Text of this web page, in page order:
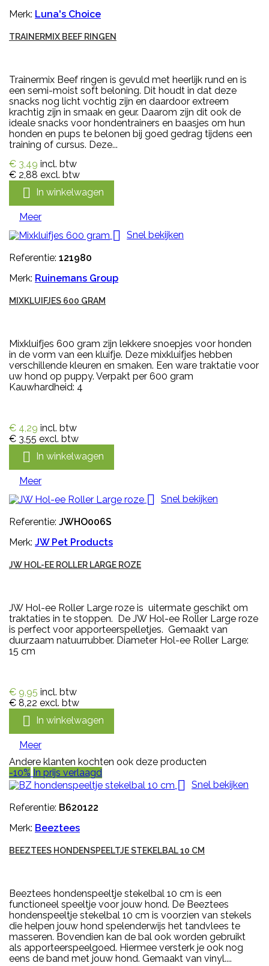
Merk: Luna's Choice
TRAINERMIX BEEF RINGEN
Trainermix Beef ringen is gevuld met heerlijk rund en is
een semi-moist soft beloning. Dit houdt in dat deze
snacks nog licht vochtig zijn en daardoor extreem
krachtig zijn in smaak en geur. Daarom zijn dit ook de
ideale snacks voor hondentrainers en baasjes om hun
honden en pups te belonen bij goed gedrag tijdens een
training of cursus. Deze...
€ 3,49 incl. btw
€ 2,88 excl. btw
 In winkelwagen
Meer
 Snel bekijken
Referentie: 121980
Merk: Ruinemans Group
MIXKLUIFJES 600 GRAM
Mixkluifjes 600 gram zijn lekkere snoepjes voor honden
in de vorm van een kluifje. Deze mixkluifjes hebben
verschillende kleuren en smaken. Een ware traktatie voor
uw hond op puppy. Verpakt per 600 gram
Kauwhardheid: 4
€ 4,29 incl. btw
€ 3,55 excl. btw
 In winkelwagen
Meer
 Snel bekijken
Referentie: JWHO006S
Merk: JW Pet Products
JW HOL-EE ROLLER LARGE ROZE
JW Hol-ee Roller Large roze is uitermate geschikt om
traktaties in te stoppen. De JW Hol-ee Roller Large roze
is perfect voor apporteerspelletjes. Gemaakt van
duurzaam natuurrubber. Diameter Hol-ee Roller Large:
15 cm
€ 9,95 incl. btw
€ 8,22 excl. btw
 In winkelwagen
Meer
Andere klanten kochten ook deze producten
-10% In prijs verlaagd
 Snel bekijken
Referentie: B620122
Merk: Beeztees
BEEZTEES HONDENSPEELTJE STEKELBAL 10 CM
Beeztees hondenspeeltje stekelbal 10 cm is een
functioneel speeltje voor jouw hond. De Beeztees
hondenspeeltje stekelbal 10 cm is voorzien van stekels
die helpen jouw hond spelenderwijs het tandvlees te
masseren. Bovendien kan de bal ook worden gebruikt
als apporteerspeelgoed. Hiermee versterk je ook nog
eens de band met jouw hond. Gemaakt van vinyl....